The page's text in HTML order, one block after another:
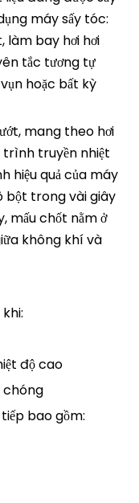
máy sấy tóc:
làm bay hơi hơi
tắc tương tự
hoặc bất kỳ
mang theo hơi
trình truyền nhiệt
hiệu quả của máy
bột trong vài giây
mấu chốt nằm ở
không khí và
độ cao
chóng
bao gồm: